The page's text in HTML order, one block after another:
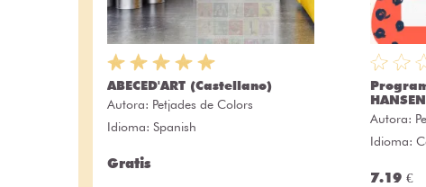
ABECED'ART (Castellano)
Autora: Petjades de Colors
Idioma: Spanish
Gratis
HANSEN
Autora:
Idioma:
7.19 €